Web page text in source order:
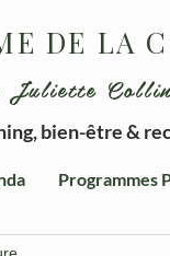
DE LA
Juliette
bien-être &
Programmes